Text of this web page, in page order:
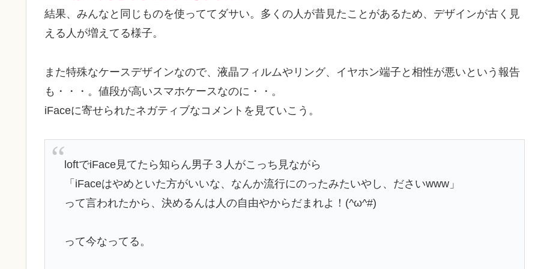
結果、みんなと同じものを使っててダサい。多くの人が昔見たことがあるため、デザインが古く見
える人が増えてる様子。
また特殊なケースデザインなので、液晶フィルムやリング、イヤホン端子と相性が悪いという報告
も・・・。値段が高いスマホケースなのに・・。
iFaceに寄せられたネガティブなコメントを見ていこう。
loftでiFace見てたら知らん男子３人がこっち見ながら
「iFaceはやめといた方がいいな、なんか流行にのったみたいやし、ださいwww」
って言われたから、決めるんは人の自由やからだまれよ！(^ω^#)
って今なってる。